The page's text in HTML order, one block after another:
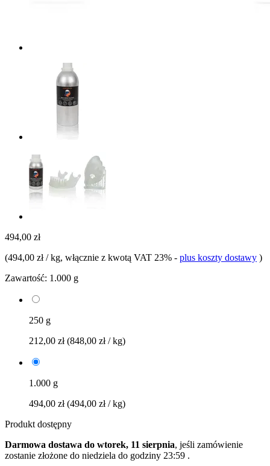
494,00 zł
(494,00 zł / kg, włącznie z kwotą VAT 23% - plus koszty dostawy )
Zawartość: 1.000 g
250 g
212,00 zł(848,00 zł / kg)
1.000 g
494,00 zł(494,00 zł / kg)
Produkt dostępny
Darmowa dostawa do wtorek, 11 sierpnia, jeśli zamówienie
zostanie złożone do niedziela do godziny 23:59 .